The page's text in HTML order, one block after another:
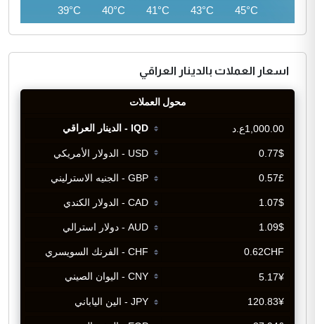
45°C
43°C
41°C
40°C
39°C
اسعار العملات بالدينار العراقي